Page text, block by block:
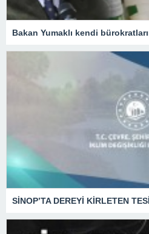
Bakan Yumaklı kendi